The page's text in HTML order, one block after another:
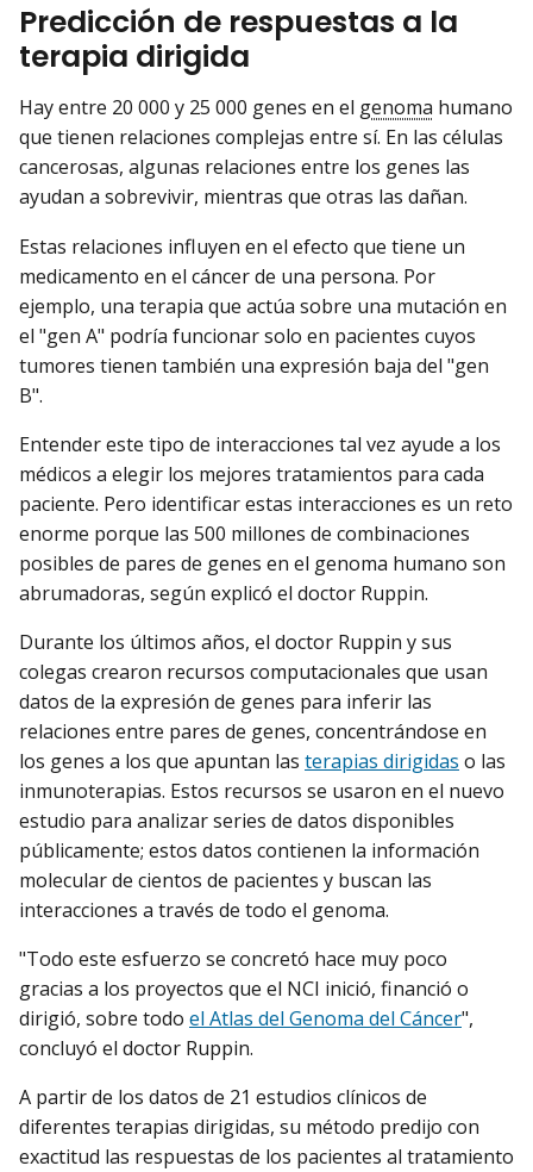
Predicción de respuestas a la
terapia dirigida
Hay entre 20 000 y 25 000 genes en el genoma humano
que tienen relaciones complejas entre sí. En las células
cancerosas, algunas relaciones entre los genes las
ayudan a sobrevivir, mientras que otras las dañan.
Estas relaciones influyen en el efecto que tiene un
medicamento en el cáncer de una persona. Por
ejemplo, una terapia que actúa sobre una mutación en
el "gen A" podría funcionar solo en pacientes cuyos
tumores tienen también una expresión baja del "gen
B".
Entender este tipo de interacciones tal vez ayude a los
médicos a elegir los mejores tratamientos para cada
paciente. Pero identificar estas interacciones es un reto
enorme porque las 500 millones de combinaciones
posibles de pares de genes en el genoma humano son
abrumadoras, según explicó el doctor Ruppin.
Durante los últimos años, el doctor Ruppin y sus
colegas crearon recursos computacionales que usan
datos de la expresión de genes para inferir las
relaciones entre pares de genes, concentrándose en
los genes a los que apuntan las terapias dirigidas o las
inmunoterapias. Estos recursos se usaron en el nuevo
estudio para analizar series de datos disponibles
públicamente; estos datos contienen la información
molecular de cientos de pacientes y buscan las
interacciones a través de todo el genoma.
"Todo este esfuerzo se concretó hace muy poco
gracias a los proyectos que el NCI inició, financió o
dirigió, sobre todo el Atlas del Genoma del Cáncer",
concluyó el doctor Ruppin.
A partir de los datos de 21 estudios clínicos de
diferentes terapias dirigidas, su método predijo con
exactitud las respuestas de los pacientes al tratamiento